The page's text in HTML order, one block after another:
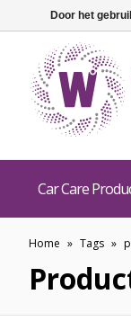
Car Care
Home » Tags »
Door het